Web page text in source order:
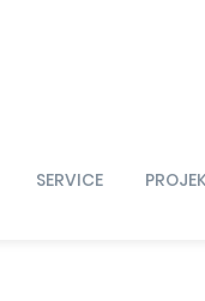
SERVICE